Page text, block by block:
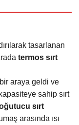
tasarlanan
termos sırt
araya geldi ve
sahip sırt
sırt
arasında ısı